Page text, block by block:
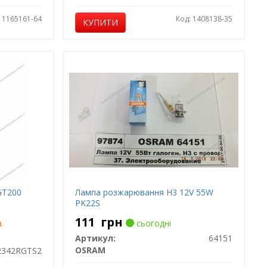
1165161-64 КУПИТИ Код: 1408138-35
Лампа розжарювання H3 12V 55W
PK22S
111 грн
сьогодні
Артикул:
64151
OSRAM